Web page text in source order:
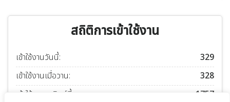
สถิติการเข้าใช้งาน
เข้าใช้งานวันนี้:
329
เข้าใช้งานเมื่อวาน:
328
เข้าใช้งานอาทิตย์นี้:
1757